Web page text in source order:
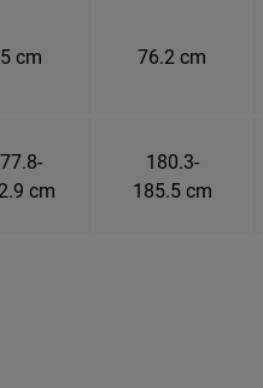
cm 76.2 cm
cm
180.3-
185.5 cm